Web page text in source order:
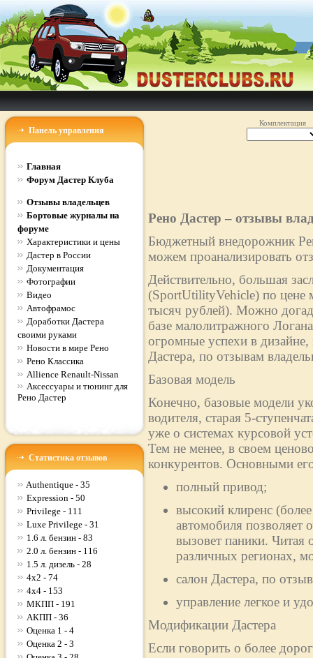
Панель управления
Главная
Форум Дастер Клуба
Отзывы владельцев
Бортовые журналы на
форуме
Характеристики и цены
Дастер в России
Документация
Фотографии
Видео
Автофрамос
Доработки Дастера
своими руками
Новости в мире Рено
Рено Классика
Allience Renault-Nissan
Аксессуары и тюнинг для
Рено Дастер
Статистика отзывов
Authentique - 35
Expression - 50
Privilege - 111
Luxe Privilege - 31
1.6 л. бензин - 83
2.0 л. бензин - 116
1.5 л. дизель - 28
4x2 - 74
4x4 - 153
МКПП - 191
АКПП - 36
Оценка 1 - 4
Оценка 2 - 3
Комплектация
Рено Дастер – отзывы
Бюджетный внедорожник
можем проанализировать
Действительно, большая
(SportUtilityVehicle) по цене
тысяч рублей). Можно
базе малолитражного
огромные успехи в
Дастера, по отзывам
Базовая модель
Конечно, базовые модели
водителя, старая 5-
уже о системах курсовой
Тем не менее, в своем
конкурентов. Основными
полный привод;
высокий клиренс
автомобиля позволяет
вызовет паники. Читая
различных регионах,
салон Дастера, по
управление легкое и
Модификации Дастера
Если говорить о более